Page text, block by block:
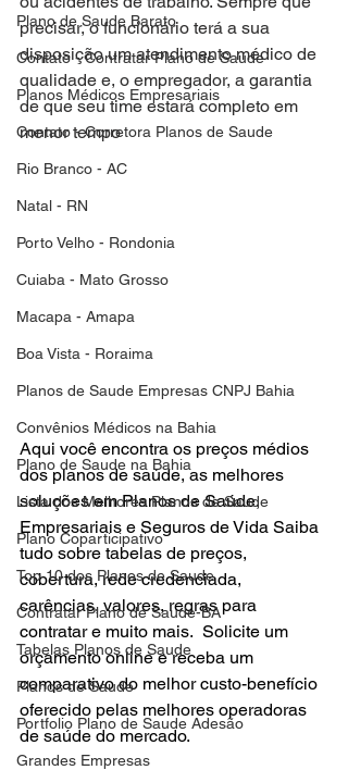
Plano de Saude Barato
Contato - Contratar Plano de Saude
Planos Médicos Empresariais
Contato - Corretora Planos de Saude
Rio Branco - AC
Natal - RN
Porto Velho - Rondonia
Cuiaba - Mato Grosso
Macapa - Amapa
Boa Vista - Roraima
Planos de Saude Empresas CNPJ Bahia
Convênios Médicos na Bahia
Plano de Saude na Bahia
Lista dos Melhores Planos de Saude
Plano Coparticipativo
Top 10 dos Planos de Saude
Contratar Plano de Saude-BA
Tabelas Planos de Saude
Planos de Saude
Portfolio Plano de Saude Adesão
Grandes Empresas
precisar, o funcionário terá a sua
disposição um atendimento médico de
qualidade e, o empregador, a garantia
de que seu time estará completo em
menor tempo
Aqui você encontra os preços médios
dos planos de saúde, as melhores
soluções em Planos de Saúde,
Empresariais e Seguros de Vida Saiba
tudo sobre tabelas de preços,
cobertura, rede credenciada,
carências, valores, regras para
contratar e muito mais.  Solicite um
orçamento online e receba um
comparativo do melhor custo-benefício
oferecido pelas melhores operadoras
de saúde do mercado.